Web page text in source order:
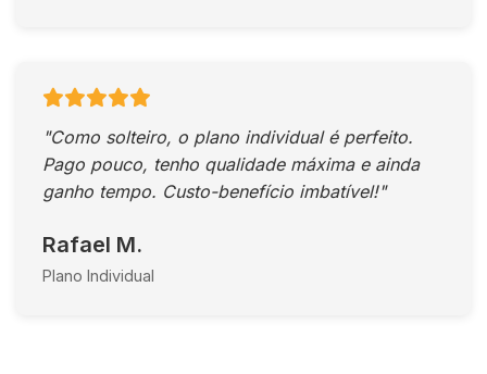
"Como solteiro, o plano individual é perfeito.
Pago pouco, tenho qualidade máxima e ainda
ganho tempo. Custo-benefício imbatível!"
Rafael M.
Plano Individual